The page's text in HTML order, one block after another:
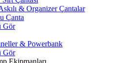
& Organizer Çantalar
Çanta
Gör
& Powerbank
Gör
Ekipmanları